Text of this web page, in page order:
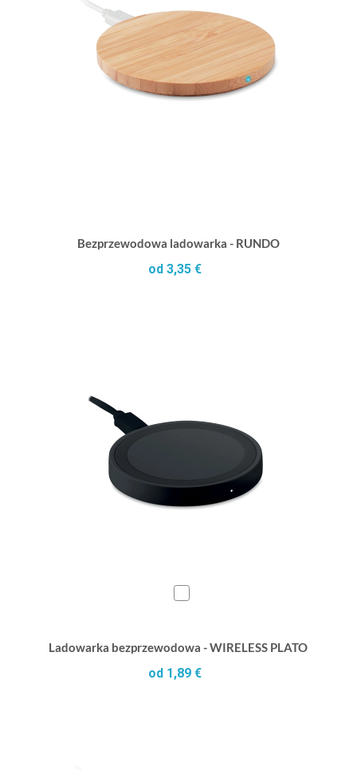
Bezprzewodowa ladowarka - RUNDO
od 3,35 €
Ladowarka bezprzewodowa - WIRELESS PLATO
od 1,89 €